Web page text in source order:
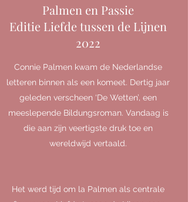
Palmen en Passie
Editie Liefde tussen de Lijnen
2022
Connie Palmen kwam de Nederlandse
letteren binnen als een komeet. Dertig jaar
geleden verscheen ‘De Wetten’, een
meeslepende Bildungsroman. Vandaag is
die aan zijn veertigste druk toe en
wereldwijd vertaald.
Het werd tijd om la Palmen als centrale